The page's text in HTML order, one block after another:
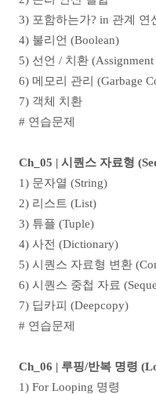
3) 포함하는가? in 관계 연
4) 불리언 (Boolean)
5) 선언 / 치환 (Assignment
6) 메모리 관리 (Garbage
7) 객체 치환
# 연습문제
Ch_05 | 시퀀스 자료형
1) 문자열 (String)
2) 리스트 (List)
3) 튜플 (Tuple)
4) 사전 (Dictionary)
5) 시퀀스 자료형 변환
6) 시퀀스 중첩 자료
7) 딥카피 (Deepcopy)
# 연습문제
Ch_06 | 루핑/반복 명령
1) For Looping 명령